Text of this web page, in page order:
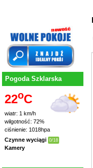
Pogoda Szklarska
22oC
wiatr: 1 km/h
wilgotność: 72%
ciśnienie: 1018hpa
Czynne wyciągi 0/18
Kamery